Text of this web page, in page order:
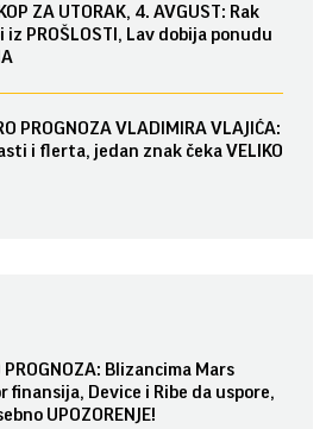
ZA UTORAK, 4. AVGUST: Rak
iz PROŠLOSTI, Lav dobija ponudu
PROGNOZA VLADIMIRA VLAJIĆA:
i flerta, jedan znak čeka VELIKO
PROGNOZA: Blizancima Mars
finansija, Device i Ribe da uspore,
UPOZORENJE!